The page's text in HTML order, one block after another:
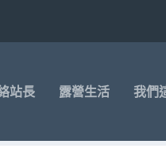
站長 露營生活 我們